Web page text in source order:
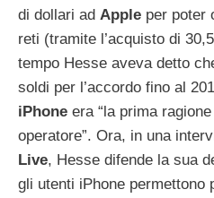
di dollari ad Apple per poter
reti (tramite l’acquisto di
tempo Hesse aveva detto
soldi per l’accordo fino al
iPhone era “la prima
operatore”. Ora, in una
Live, Hesse difende la sua
gli utenti iPhone permettono